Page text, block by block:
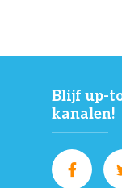
Blijf up-
kanalen!